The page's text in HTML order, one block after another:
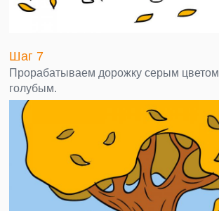
Шаг 7
Прорабатываем дорожку серым
голубым.